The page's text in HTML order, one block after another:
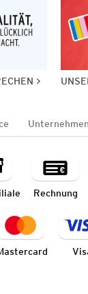
Unternehmen
Rechnung